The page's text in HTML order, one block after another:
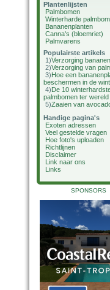
Plantenlijsten
Palmbomen
Winterharde
Bananenplanten
Canna's (bloemriet)
Palmvarens
Populairste artikels
1)Verzorging
2)Verzorging van
3)Hoe een
beschermen in de
4)De 10
palmbomen ter wereld
5)Zaaien van
Handige pagina's
Exoten adressen
Veel gestelde vragen
Hoe foto's uploaden
Richtlijnen
Disclaimer
Link naar ons
Links
SPONSORS